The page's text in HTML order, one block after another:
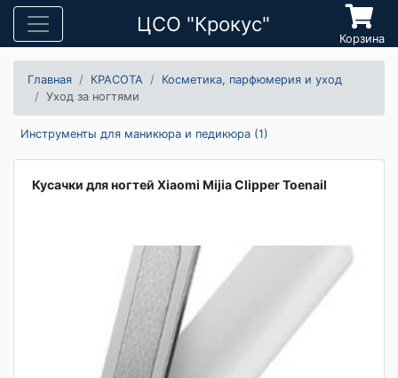
ЦСО "Крокус"
Корзина
Главная КРАСОТА
Косметика, парфюмерия и уход
Уход за ногтями
Инструменты для маникюра и педикюра (1)
Кусачки для ногтей Xiaomi Mijia Clipper Toenail